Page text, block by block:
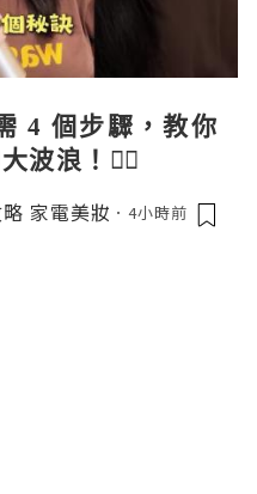
4 個步驟，教你
波浪！💇‍♀️
家電美妝 4小時前